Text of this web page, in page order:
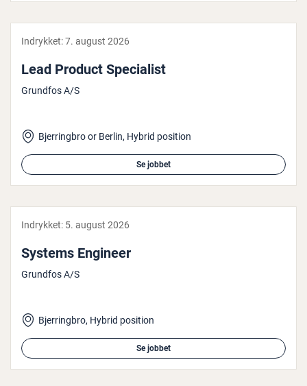
Indrykket:7. august 2026
Lead Product Spe­ci­a­list
Grundfos A/S
Bjerringbro or Berlin, Hybrid position
Se jobbet
Indrykket: 5. august 2026
Systems Engineer
Grundfos A/S
Bjerringbro, Hybrid position
Se jobbet